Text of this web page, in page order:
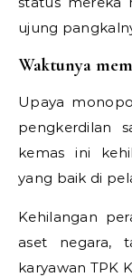
ujung
Waktunya
Upaya
pengkerdilan
kemas ini
yang baik di
Kehilangan
aset negara,
karyawan TPK